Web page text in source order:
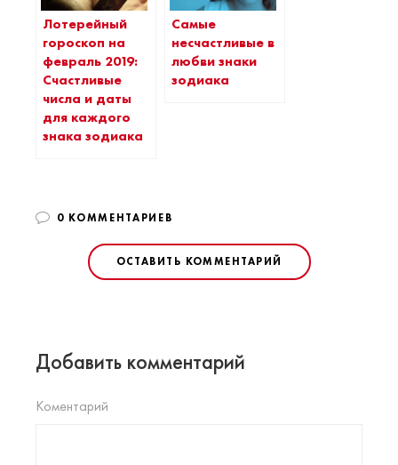
Лотерейный
гороскоп на
февраль 2019:
Счастливые
числа и даты
для каждого
знака зодиака
Самые
несчастливые в
любви знаки
зодиака
0 КОММЕНТАРИЕВ
ОСТАВИТЬ КОММЕНТАРИЙ
Добавить комментарий
Коментарий